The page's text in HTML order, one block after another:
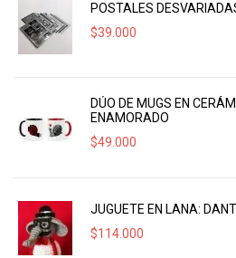
POSTALES
$39.000
DÚO DE MUGS EN
ENAMORADO
$49.000
JUGUETE EN LANA:
$114.000